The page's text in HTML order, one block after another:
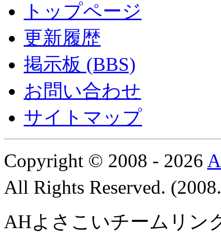
トップページ
更新履歴
掲示板 (BBS)
お問い合わせ
サイトマップ
Copyright © 2008 - 2026
All Rights Reserved.
AHよさこいチームリン